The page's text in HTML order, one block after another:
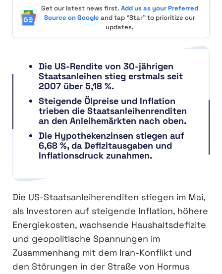
Get our latest news first. Add us as your Preferred
Source on Google and tap "Star" to prioritize our
updates.
Die US-Rendite von 30-jährigen
Staatsanleihen stieg erstmals seit
2007 über 5,18 %.
Steigende Ölpreise und Inflation
trieben die Staatsanleihenrenditen
an den Anleihemärkten nach oben.
Die Hypothekenzinsen stiegen auf
6,68 %, da Defizitausgaben und
Inflationsdruck zunahmen.
Die US-Staatsanleiherenditen stiegen im Mai,
als Investoren auf steigende Inflation, höhere
Energiekosten, wachsende Haushaltsdefizite
und geopolitische Spannungen im
Zusammenhang mit dem Iran-Konflikt und
den Störungen in der Straße von Hormus